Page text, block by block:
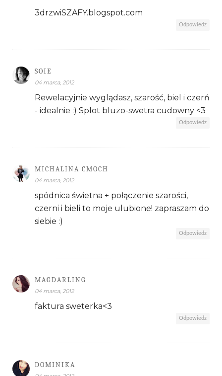
3drzwiSZAFY.blogspot.com
Odpowiedz
SOIE
04 marca, 2012
Rewelacyjnie wyglądasz, szarość, biel i czerń
- idealnie :) Splot bluzo-swetra cudowny <3
Odpowiedz
MICHALINA CMOCH
04 marca, 2012
spódnica świetna + połączenie szarości,
czerni i bieli to moje ulubione! zapraszam do
siebie :)
Odpowiedz
MAGDARLING
04 marca, 2012
faktura sweterka<3
Odpowiedz
DOMINIKA